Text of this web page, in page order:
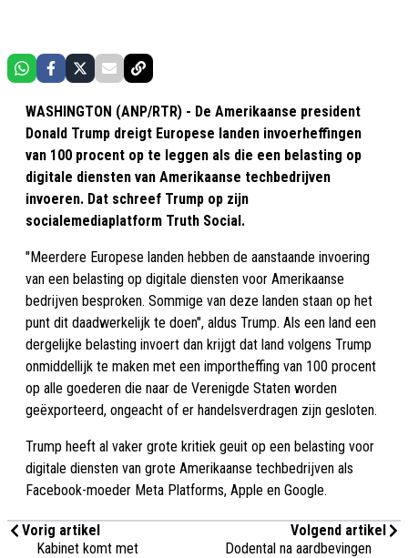
WASHINGTON (ANP/RTR) - De Amerikaanse president
Donald Trump dreigt Europese landen invoerheffingen
van 100 procent op te leggen als die een belasting op
digitale diensten van Amerikaanse techbedrijven
invoeren. Dat schreef Trump op zijn
socialemediaplatform Truth Social.
"Meerdere Europese landen hebben de aanstaande invoering
van een belasting op digitale diensten voor Amerikaanse
bedrijven besproken. Sommige van deze landen staan op het
punt dit daadwerkelijk te doen", aldus Trump. Als een land een
dergelijke belasting invoert dan krijgt dat land volgens Trump
onmiddellijk te maken met een importheffing van 100 procent
op alle goederen die naar de Verenigde Staten worden
geëxporteerd, ongeacht of er handelsverdragen zijn gesloten.
Trump heeft al vaker grote kritiek geuit op een belasting voor
digitale diensten van grote Amerikaanse techbedrijven als
Facebook-moeder Meta Platforms, Apple en Google.
Vorig artikel
Kabinet komt met
Volgend artikel
Dodental na aardbevingen